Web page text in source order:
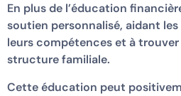
En plus de l’éducation
soutien personnalisé, aidant
leurs compétences et à trouver
structure familiale.
Cette éducation peut